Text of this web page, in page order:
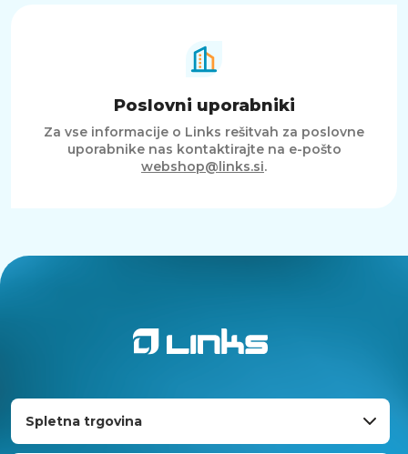
Poslovni uporabniki
Za vse informacije o Links rešitvah za poslovne
uporabnike nas kontaktirajte na e-pošto
webshop@links.si.
Spletna trgovina